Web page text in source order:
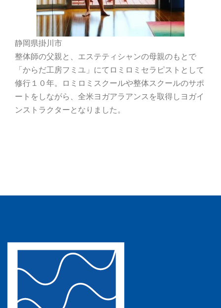
静岡県掛川市
整体師の父親と、エステティシャンの母親のもとで
「からだ工房フミユ」にてロミロミセラピストとして
修行１０年。ロミロミスクールや整体スクールのサポ
ートをしながら、全米ヨガアラアンスを取得しヨガイ
ンストラクターとなりました。